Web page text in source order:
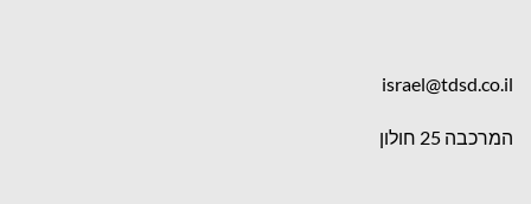
israel@tdsd.co.il
המרכבה 25 חולון